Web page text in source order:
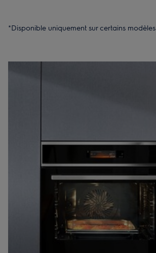
*Disponible uniquement sur certains modèles